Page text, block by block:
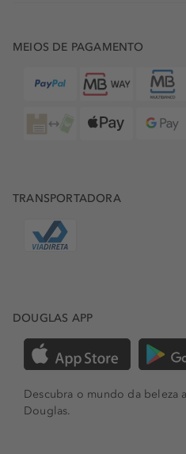
MEIOS DE PAGAMENTO
TRANSPORTADORA
DOUGLAS APP
Descubra o mundo da beleza
Douglas.